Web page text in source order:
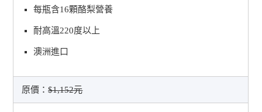
每瓶含16顆酪梨營養
耐高溫220度以上
澳洲進口
原價：$1,152元